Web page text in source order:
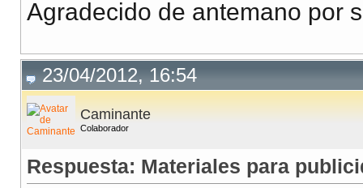
Agradecido de antemano por
23/04/2012, 16:54
Caminante
Colaborador
Respuesta: Materiales para